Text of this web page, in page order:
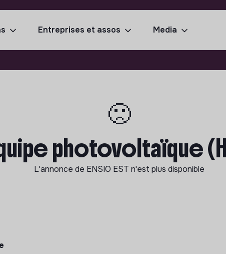
Entreprises et assos Media
🙁
photovoltaïque
L'annonce de ENSIO EST n'est plus disponible